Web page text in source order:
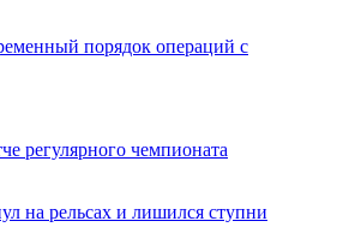
порядок операций с
регулярного чемпионата
на рельсах и лишился ступни